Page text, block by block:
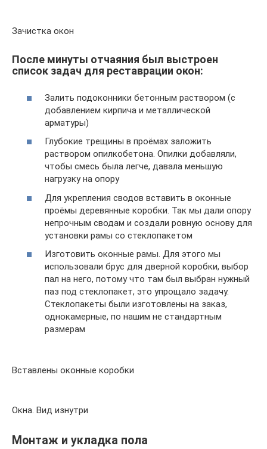
Зачистка окон
После минуты отчаяния был выстроен
список задач для реставрации окон:
Залить подоконники бетонным раствором (с
добавлением кирпича и металлической
арматуры)
Глубокие трещины в проёмах заложить
раствором опилкобетона. Опилки добавляли,
чтобы смесь была легче, давала меньшую
нагрузку на опору
Для укрепления сводов вставить в оконные
проёмы деревянные коробки. Так мы дали опору
непрочным сводам и создали ровную основу для
установки рамы со стеклопакетом
Изготовить оконные рамы. Для этого мы
использовали брус для дверной коробки, выбор
пал на него, потому что там был выбран нужный
паз под стеклопакет, это упрощало задачу.
Стеклопакеты были изготовлены на заказ,
однокамерные, по нашим не стандартным
размерам
Вставлены оконные коробки
Окна. Вид изнутри
Монтаж и укладка пола